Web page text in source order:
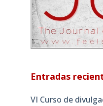
Entradas
VI Curso de